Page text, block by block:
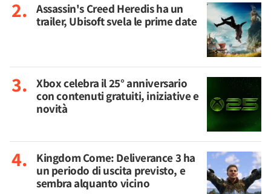
Assassin's Creed Heredis ha un
trailer, Ubisoft svela le prime date
Xbox celebra il 25° anniversario
con contenuti gratuiti, iniziative e
novità
Kingdom Come: Deliverance 3 ha
un periodo di uscita previsto, e
sembra alquanto vicino